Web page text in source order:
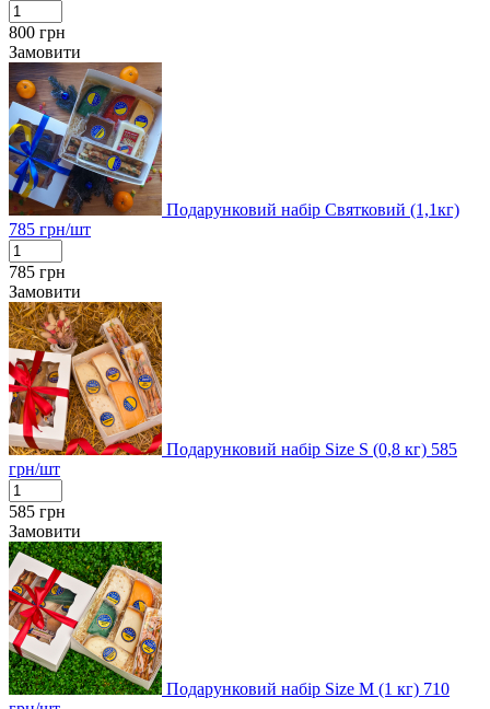
800 грн
Замовити
Подарунковий набір Святковий (1,1кг)
785 грн/шт
785 грн
Замовити
Подарунковий набір Size S (0,8 кг) 585
грн/шт
585 грн
Замовити
Подарунковий набір Size M (1 кг) 710